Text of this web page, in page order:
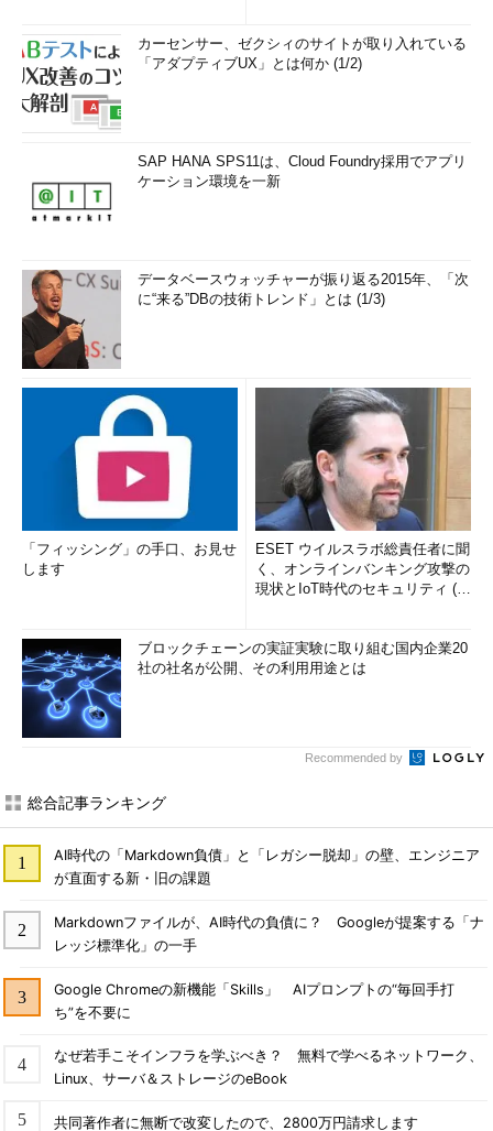
カーセンサー、ゼクシィのサイトが取り入れている
「アダプティブUX」とは何か (1/2)
SAP HANA SPS11は、Cloud Foundry採用でアプリ
ケーション環境を一新
データベースウォッチャーが振り返る2015年、「次
に“来る”DBの技術トレンド」とは (1/3)
「フィッシング」の手口、お見せ
します
ESET ウイルスラボ総責任者に聞
く、オンラインバンキング攻撃の
現状とIoT時代のセキュリティ (1/
ブロックチェーンの実証実験に取り組む国内企業20
社の社名が公開、その利用用途とは
Recommended by
総合記事ランキング
AI時代の「Markdown負債」と「レガシー脱却」の壁、エンジニア
が直面する新・旧の課題
Markdownファイルが、AI時代の負債に？ Googleが提案する「ナ
レッジ標準化」の一手
Google Chromeの新機能「Skills」 AIプロンプトの“毎回手打
ち”を不要に
なぜ若手こそインフラを学ぶべき？ 無料で学べるネットワーク、
Linux、サーバ＆ストレージのeBook
共同著作者に無断で改変したので、2800万円請求します